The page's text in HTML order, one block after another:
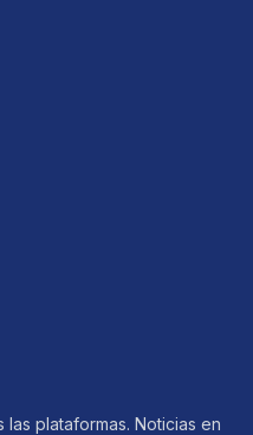
plataformas. Noticias en